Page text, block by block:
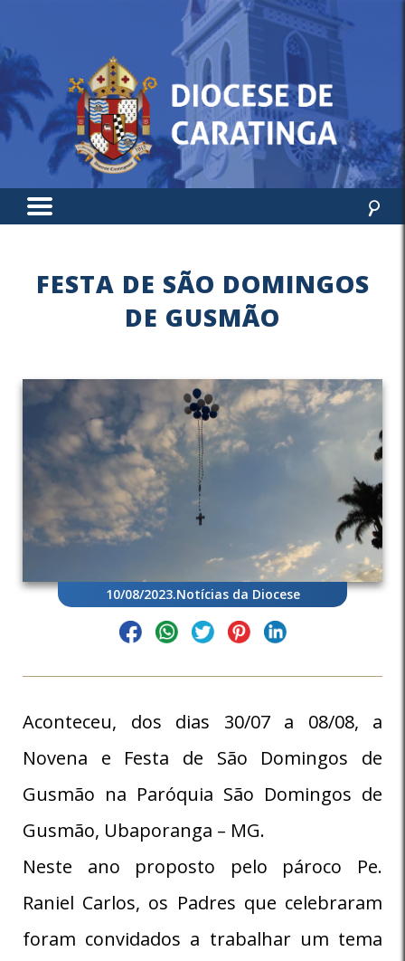
FESTA DE SÃO DOMINGOS
DE GUSMÃO
10/08/2023.Notícias da Diocese
Aconteceu, dos dias 30/07 a 08/08, a
Novena e Festa de São Domingos de
Gusmão na Paróquia São Domingos de
Gusmão, Ubaporanga – MG.
Neste ano proposto pelo pároco Pe.
Raniel Carlos, os Padres que celebraram
foram convidados a trabalhar um tema